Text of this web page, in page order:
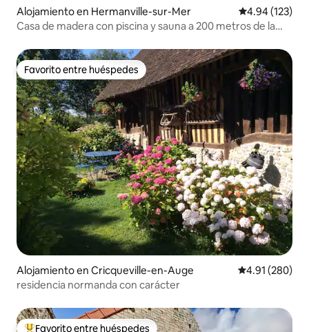
Alojamiento en Hermanville-sur-Mer Calificación
4.94 (123)
Casa de madera con piscina y sauna a 200 metros de la
Favorito entre huéspedes
Favorito entre huéspedes
Alojamiento en Cricqueville-en-Auge Calificación
4.91 (280)
residencia normanda con carácter
Favorito entre huéspedes